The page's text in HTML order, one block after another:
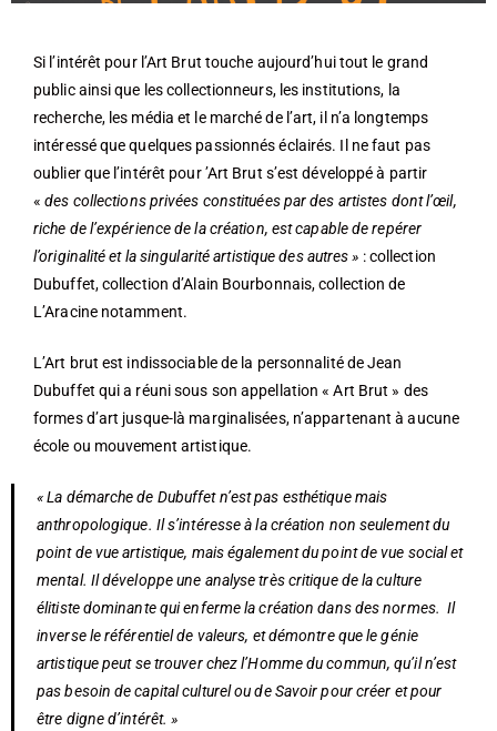
Si l’intérêt pour l’Art Brut touche aujourd’hui tout le grand
public ainsi que les collectionneurs, les institutions, la
recherche, les média et le marché de l’art, il n’a longtemps
intéressé que quelques passionnés éclairés. Il ne faut pas
oublier que l’intérêt pour ’Art Brut s’est développé à partir
« des collections privées constituéespar des artistes dont l’œil,
riche de l’expérience de la création, est capable de repérer
l’originalité et la singularité artistique des autres » : collection
Dubuffet, collection d’Alain Bourbonnais, collection de
L’Aracine notamment.
L’Art brut est indissociable de la personnalité de Jean
Dubuffet qui a réuni sous son appellation « Art Brut » des
formes d’art jusque-là marginalisées, n’appartenant à aucune
école ou mouvement artistique.
« La démarche de Dubuffet n’est pas esthétique mais
anthropologique. Il s’intéresse à la création non seulement du
point de vue artistique, mais également du point de vue social et
mental. Il développe une analyse très critique de la culture
élitiste dominante qui enferme la création dans des normes. Il
inverse le référentiel de valeurs, et démontre que le génie
artistique peut se trouver chez l’Homme du commun, qu’il n’est
pas besoin de capital culturel ou de Savoir pour créer et pour
être digne d’intérêt. »